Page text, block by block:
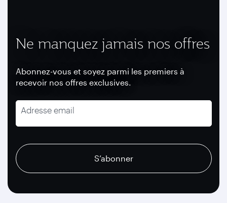
Ne manquez jamais nos offres
Abonnez-vous et soyez parmi les premiers à
recevoir nos offres exclusives.
Adresse email
S’abonner